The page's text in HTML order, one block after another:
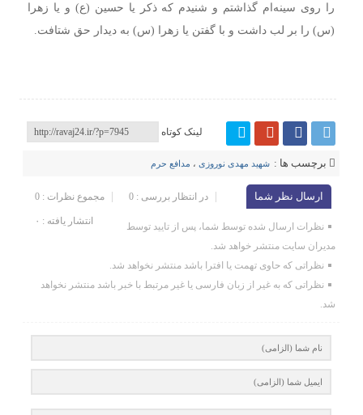
را روی سینه‌ام گذاشتم و شنیدم که ذکر یا حسین (ع) و یا زهرا
(س) را بر لب داشت و با گفتن یا زهرا (س) به دیدار حق شتافت.
لینک کوتاه
برچسب ها : شهید مهدی نوروزی ، مدافع حرم
ارسال نظر شما مجموع نظرات : 0 در انتظار بررسی : 0
انتشار یافته : ۰
نظرات ارسال شده توسط شما، پس از تایید توسط
مدیران سایت منتشر خواهد شد.
نظراتی که حاوی تهمت یا افترا باشد منتشر نخواهد شد.
نظراتی که به غیر از زبان فارسی یا غیر مرتبط با خبر باشد منتشر نخواهد
شد.